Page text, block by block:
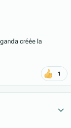
créée la
1